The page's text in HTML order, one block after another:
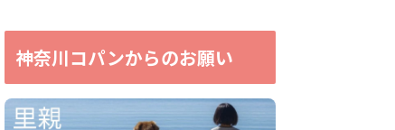
神奈川コパンからのお願い